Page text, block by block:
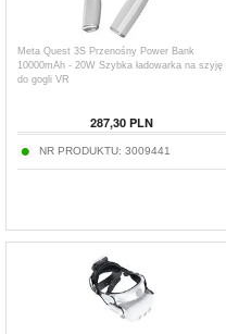
Meta Quest 3S Przenośny Power Bank
10000mAh - 20W Szybka ładowarka na szyję
do gogli VR
287,30 PLN
NR PRODUKTU: 3009441